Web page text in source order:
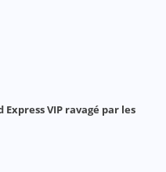
VIP ravagé par les